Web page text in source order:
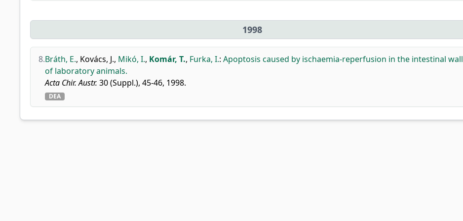
1998
8.Bráth, E., Kovács, J., Mikó, I., Komár, T., Furka, I.: Apoptosis caused by ischaemia-reperfusion in the intestinal wall
of laboratory animals.
Acta Chir. Austr. 30 (Suppl.), 45-46, 1998.
DEA